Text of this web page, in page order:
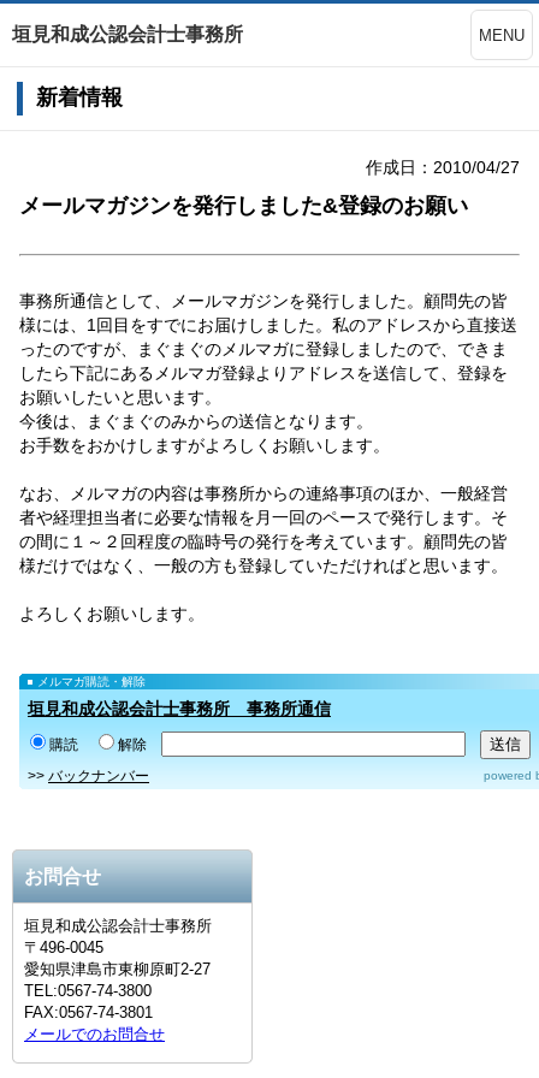
垣見和成公認会計士事務所 MENU
新着情報
作成日：2010/04/27
メールマガジンを発行しました&登録のお願い
事務所通信として、メールマガジンを発行しました。顧問先の皆
様には、1回目をすでにお届けしました。私のアドレスから直接送
ったのですが、まぐまぐのメルマガに登録しましたので、できま
したら下記にあるメルマガ登録よりアドレスを送信して、登録を
お願いしたいと思います。
今後は、まぐまぐのみからの送信となります。
お手数をおかけしますがよろしくお願いします。
なお、メルマガの内容は事務所からの連絡事項のほか、一般経営
者や経理担当者に必要な情報を月一回のペースで発行します。そ
の間に１～２回程度の臨時号の発行を考えています。顧問先の皆
様だけではなく、一般の方も登録していただければと思います。
よろしくお願いします。
メルマガ購読・解除
垣見和成公認会計士事務所 事務所通信
購読
解除
>> バックナンバー powered
お問合せ
垣見和成公認会計士事務所
〒496-0045
愛知県津島市東柳原町2-27
TEL:0567-74-3800
FAX:0567-74-3801
メールでのお問合せ